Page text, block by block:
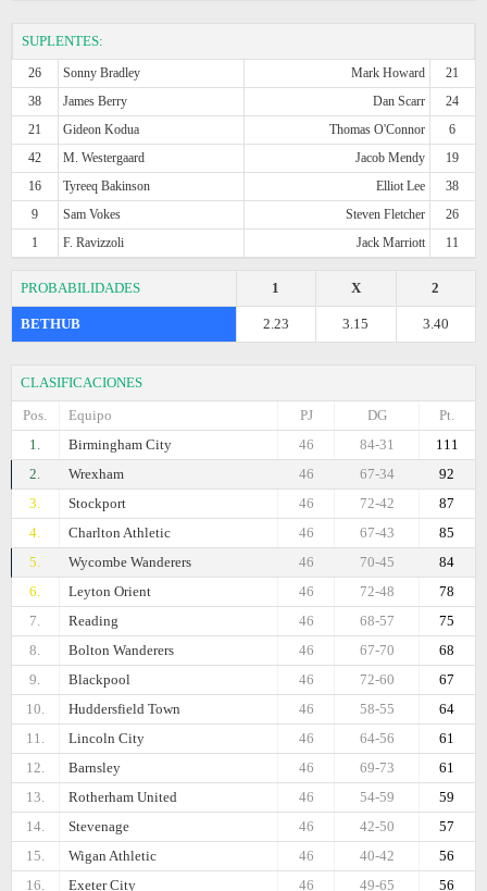
SUPLENTES:
26 Sonny Bradley Mark Howard
21
38
James Berry Dan Scarr
24
21
Gideon Kodua Thomas O'Connor
6
42
M. Westergaard Jacob Mendy
19
16
Tyreeq Bakinson Elliot Lee
38
9
Sam Vokes Steven Fletcher
26
1
F. Ravizzoli Jack Marriott 11
PROBABILIDADES 2
X
1
BETHUB 3.40
3.15
2.23
CLASIFICACIONES
Pos.
Equipo Pt.
DG
PJ
1.
Birmingham City 111
84-31
46
2.
Wrexham 92
67-34
46
3.
Stockport 87
72-42
46
4.
Charlton Athletic 85
67-43
46
5.
Wycombe Wanderers 84
70-45
46
6.
Leyton Orient 78
72-48
46
7.
Reading 75
68-57
46
8.
Bolton Wanderers 68
67-70
46
9.
Blackpool 67
72-60
46
10.
Huddersfield Town 64
58-55
46
11.
Lincoln City 61
64-56
46
12.
Barnsley 61
69-73
46
13.
Rotherham United 59
54-59
46
14.
Stevenage 57
42-50
46
15.
Wigan Athletic 56
40-42
46
16.
Exeter City 56
49-65
46